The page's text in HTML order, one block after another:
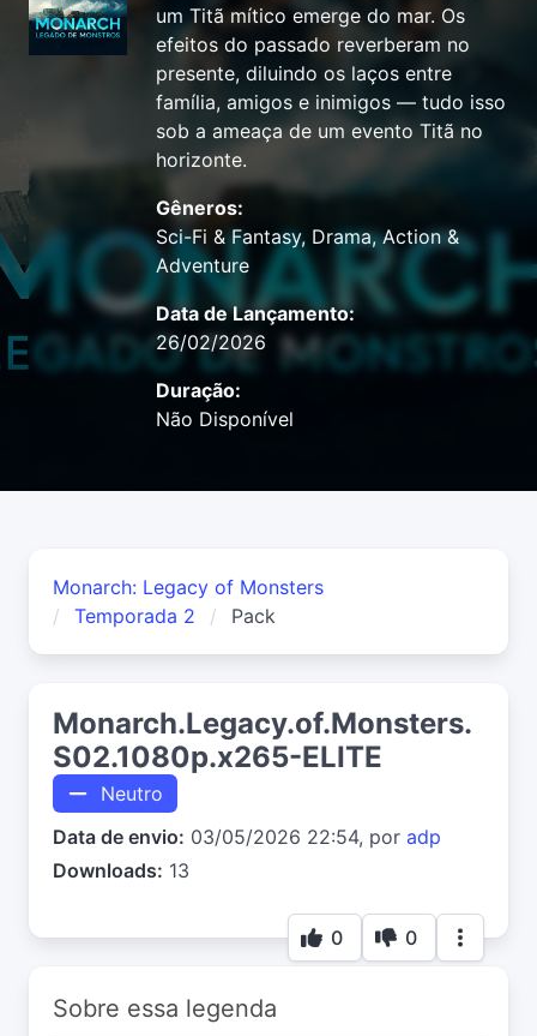
um Titã mítico emerge do mar. Os
efeitos do passado reverberam no
presente, diluindo os laços entre
família, amigos e inimigos — tudo isso
sob a ameaça de um evento Titã no
horizonte.
Gêneros:
Sci-Fi & Fantasy, Drama, Action &
Adventure
Data de Lançamento:
26/02/2026
Duração:
Não Disponível
Monarch: Legacy of Monsters
Temporada 2
Pack
Monarch.Legacy.of.Monsters.
S02.1080p.x265-ELITE
Neutro
Data de envio: 03/05/2026 22:54, por adp
Downloads: 13
0 0
Sobre essa legenda